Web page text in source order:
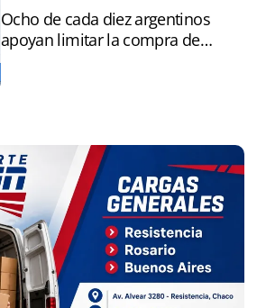
Ocho de cada diez argentinos
apoyan limitar la compra de